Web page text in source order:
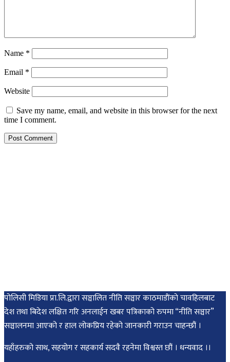
Name *
Email *
Website
Save my name, email, and website in this browser for the next
time I comment.
पोलिसी मिडिया प्रा.लि.द्वारा सञ्चालित नीति सञ्चार काठमाडाैंकाे चावहिलबाट
देश तथा बिदेश लक्षित गरि अनलाईन खबर पत्रिकाको रुपमा “नीति सञ्चार”
सञ्चालनमा आएको र हाल लोकप्रिय रहेको जानकारी गराउन चाहन्छौं ।
यहाँहरुको साथ, सहयोग र सहकार्य सदवै रहनेमा विश्वस्त छौं । धन्यवाद ।।